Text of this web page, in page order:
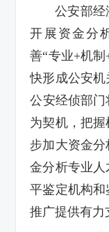
公安部经
开展资金分
善“专业+机
快形成公安机
公安经侦部门
为契机，把
步加大资金
金分析专业
平鉴定机构
推广提供有力